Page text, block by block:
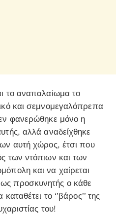
το αναπαλαίωμα το
και σεμνομεγαλόπρεπα
φανερώθηκε μόνο η
αλλά αναδείχθηκε
αυτή χώρος, έτσι που
των ντόπιων και των
και να χαίρεται
προσκυνητής ο κάθε
το ‘’βάρος’’ της
του!